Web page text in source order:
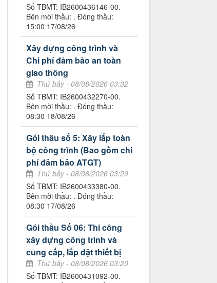
Số TBMT: IB2600436146-00.
Bên mời thầu: . Đóng thầu:
15:00 17/08/26
Xây dựng công trình và
Chi phí đảm bảo an toàn
giao thông
Thứ bảy - 08/08/2026 03:32
Số TBMT: IB2600432270-00.
Bên mời thầu: . Đóng thầu:
08:30 18/08/26
Gói thầu số 5: Xây lắp toàn
bộ công trình (Bao gồm chi
phí đảm bảo ATGT)
Thứ bảy - 08/08/2026 03:29
Số TBMT: IB2600433380-00.
Bên mời thầu: . Đóng thầu:
08:30 17/08/26
Gói thầu Số 06: Thi công
xây dựng công trình và
cung cấp, lắp đặt thiết bị
Thứ bảy - 08/08/2026 03:20
Số TBMT: IB2600431092-00.